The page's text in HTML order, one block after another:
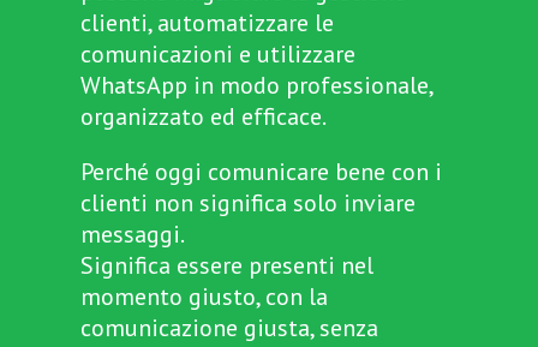
clienti, automatizzare le
comunicazioni e utilizzare
WhatsApp in modo professionale,
organizzato ed efficace.
Perché oggi comunicare bene con i
clienti non significa solo inviare
messaggi.
Significa essere presenti nel
momento giusto, con la
comunicazione giusta, senza